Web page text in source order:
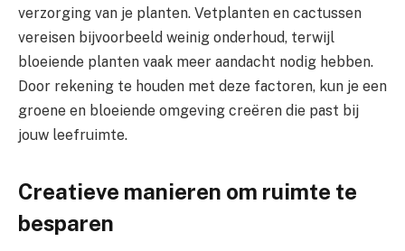
verzorging van je planten. Vetplanten en cactussen
vereisen bijvoorbeeld weinig onderhoud, terwijl
bloeiende planten vaak meer aandacht nodig hebben.
Door rekening te houden met deze factoren, kun je een
groene en bloeiende omgeving creëren die past bij
jouw leefruimte.
Creatieve manieren om ruimte te
besparen